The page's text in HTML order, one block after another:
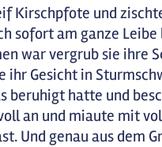
Kirschpfote und
sofort am ganze Leibe
war vergrub sie ihre
ihr Gesicht in
beruhigt hatte und
an und miaute mit
Und genau aus dem